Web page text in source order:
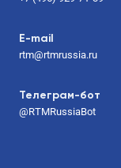
E-mail
rtm@rtmrussia.ru
Телеграм-бот
@RTMRussiaBot